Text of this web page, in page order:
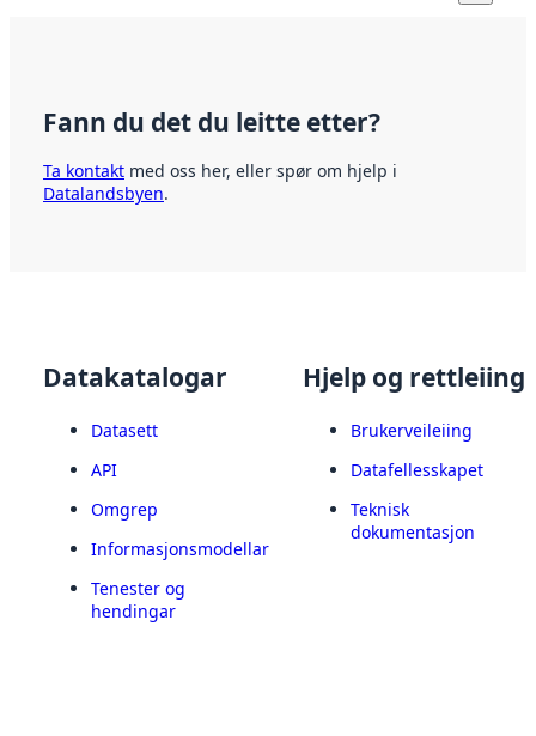
Fann du det du leitte etter?
Ta kontakt med oss her, eller spør om hjelp i
Datalandsbyen.
Datakatalogar
Datasett
API
Omgrep
Informasjonsmodellar
Tenester og
hendingar
Hjelp og rettleiing
Brukerveileiing
Datafellesskapet
Teknisk
dokumentasjon